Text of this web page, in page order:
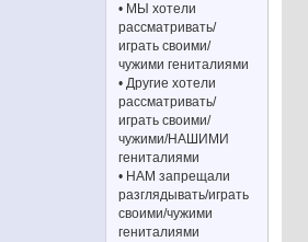
• МЫ хотели
рассматривать/
играть своими/
чужими гениталиями
• Другие хотели
рассматривать/
играть своими/
чужими/НАШИМИ
гениталиями
• НАМ запрещали
разглядывать/играть
своими/чужими
гениталиями